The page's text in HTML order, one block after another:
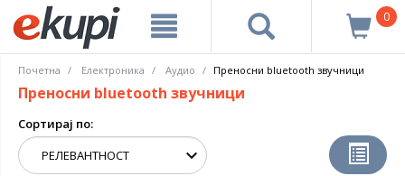
0
Почетна Електроника Аудио Преносни bluetooth звучници
Преносни bluetooth звучници
Сортирај по: